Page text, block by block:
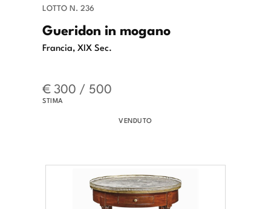
LOTTO N. 236
Gueridon in mogano
Francia, XIX Sec.
€ 300 / 500
STIMA
VENDUTO